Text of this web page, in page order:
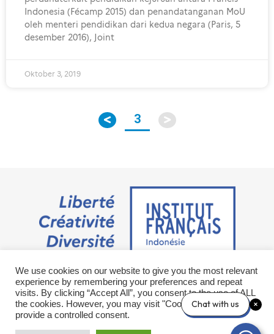
Indonesia (Fécamp 2015) dan penandatanganan MoU
oleh menteri pendidikan dari kedua negara (Paris, 5
desember 2016), Joint
Oktober 3, 2019
3
Jalan M.H. Thamrin No. 20 Jakarta Pusat 10350
+6221 23 55 79 00
info@ifi-id.com
© 2020 All Right Reserved
We use cookies on our website to give you the most relevant
experience by remembering your preferences and repeat
visits. By clicking “Accept All”, you consent to the use of ALL
the cookies. However, you may visit "Cookie Settings" to
provide a controlled consent.
Chat with us